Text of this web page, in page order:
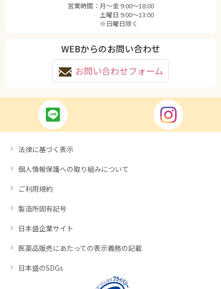
営業時間： 月〜金 9:00〜18:00
土曜日 9:00〜13:00
※日曜日除く
WEBからのお問い合わせ
お問い合わせフォーム
法律に基づく表示
個人情報保護への取り組みについて
ご利用規約
製造所固有記号
日本盛企業サイト
医薬品販売にあたっての表示義務の記載
日本盛のSDGs